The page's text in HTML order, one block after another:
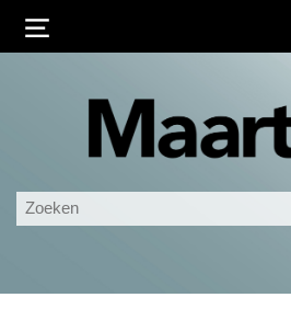
Ingelogd blijven